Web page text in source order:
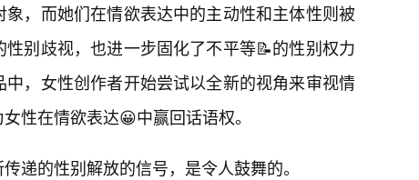
，而她们在情欲表达中的主动性和主体性则被
别歧视，也进一步固化了不平等📝的性别权力
，女性创作者开始尝试以全新的视角来审视情
性在情欲表达😀中赢回话语权。
递的性别解放的信号，是令人鼓舞的。